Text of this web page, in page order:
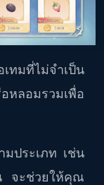
ทมที่ไม่จำเป็น
ลอมรวมเพื่อ
มประเภท เช่น
จะช่วยให้คุณ